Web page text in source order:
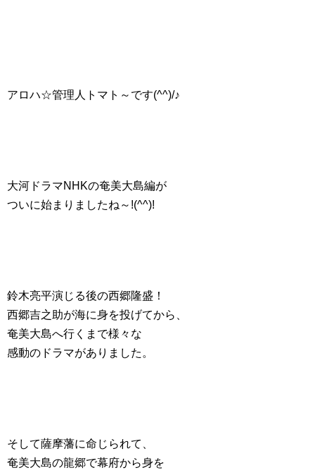
アロハ☆管理人トマト～です(^^)/♪
大河ドラマNHKの奄美大島編が
ついに始まりましたね～!(^^)!
鈴木亮平演じる後の西郷隆盛！
西郷吉之助が海に身を投げてから、
奄美大島へ行くまで様々な
感動のドラマがありました。
そして薩摩藩に命じられて、
奄美大島の龍郷で幕府から身を